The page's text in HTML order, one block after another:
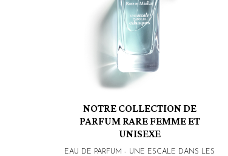
NOTRE COLLECTION DE
PARFUM RARE FEMME ET
UNISEXE
EAU DE PARFUM - UNE ESCALE DANS LES